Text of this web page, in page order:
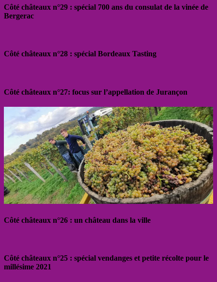
Côté châteaux n°29 : spécial 700 ans du consulat de la vinée de
Bergerac
Côté châteaux n°28 : spécial Bordeaux Tasting
Côté châteaux n°27: focus sur l’appellation de Jurançon
Côté châteaux n°26 : un château dans la ville
Côté châteaux n°25 : spécial vendanges et petite récolte pour le
millésime 2021